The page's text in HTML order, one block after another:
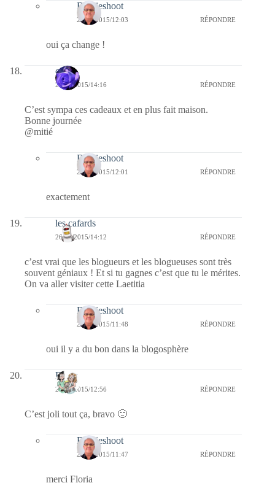
Bernieshoot
27/01/2015/12:03 RÉPONDRE
oui ça change !
covix
26/01/2015/14:16 RÉPONDRE
C’est sympa ces cadeaux et en plus fait maison.
Bonne journée
@mitié
Bernieshoot
27/01/2015/12:01 RÉPONDRE
exactement
les cafards
26/01/2015/14:12 RÉPONDRE
c’est vrai que les blogueurs et les blogueuses sont très
souvent géniaux ! Et si tu gagnes c’est que tu le mérites.
On va aller visiter cette Laetitia
Bernieshoot
27/01/2015/11:48 RÉPONDRE
oui il y a du bon dans la blogosphère
Floria
26/01/2015/12:56 RÉPONDRE
C’est joli tout ça, bravo 🙂
Bernieshoot
27/01/2015/11:47 RÉPONDRE
merci Floria